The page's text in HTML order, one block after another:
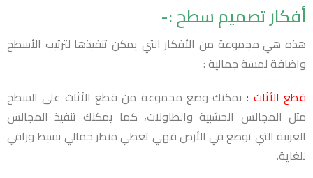
أفكار تصميم سطح :-
هذه هي مجموعة من الأفكار التي يمكن تنفيذها لترتيب الأسطح
واضافة لمسة جمالية :
قطع الأثاث :يمكنك وضع مجموعة من قطع الأثاث على السطح
مثل المجالس الخشبية والطاولات، كما يمكنك تنفيذ المجالس
العربية التي توضع في الأرض فهي تعطي منظر جمالي بسيط وراقي
للغاية.